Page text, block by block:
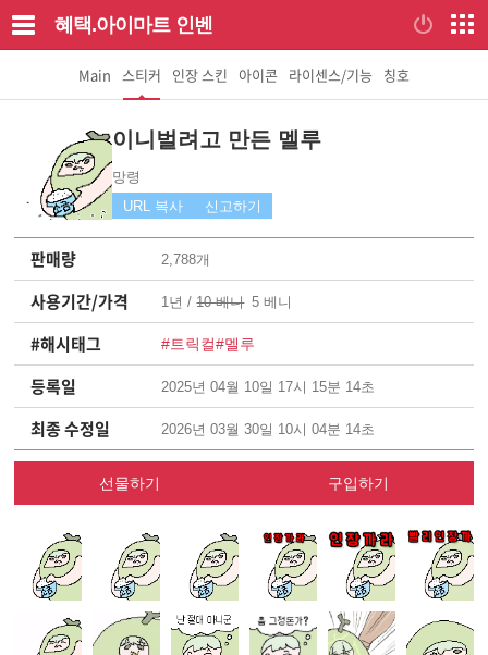
혜택.아이마트 인벤
Main 스티커 인장 스킨 아이콘 라이센스/기능 칭호
이니벌려고 만든 멜루
망령
URL 복사
신고하기
판매량 2,788개
사용기간/가격 1년 /10 베니 5 베니
#해시태그 #트릭컬#멜루
등록일 2025년 04월 10일 17시 15분 14초
최종 수정일 2026년 03월 30일 10시 04분 14초
선물하기 구입하기